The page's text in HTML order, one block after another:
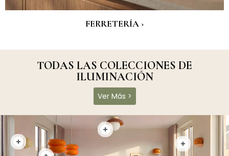
FERRETERÍA ›
TODAS LAS COLECCIONES DE
ILUMINACIÓN
Ver Más >